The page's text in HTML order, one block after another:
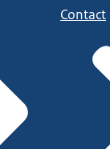
Contact